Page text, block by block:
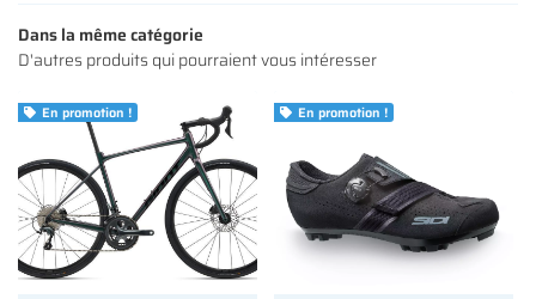
MODÈLES
ACTUALITÉS
CONTACT
Restez
Dans la même catégorie
D'autres produits qui pourraient vous intéresser
 En promotion !  En promotion !